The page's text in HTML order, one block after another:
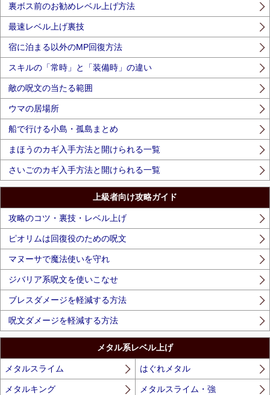
裏ボス前のお勧めレベル上げ方法
最速レベル上げ裏技
宿に泊まる以外のMP回復方法
スキルの「常時」と「装備時」の違い
敵の呪文の当たる範囲
ウマの居場所
船で行ける小島・孤島まとめ
まほうのカギ入手方法と開けられる一覧
さいごのカギ入手方法と開けられる一覧
上級者向け攻略ガイド
攻略のコツ・裏技・レベル上げ
ピオリムは回復役のための呪文
マヌーサで魔法使いを守れ
ジバリア系呪文を使いこなせ
ブレスダメージを軽減する方法
呪文ダメージを軽減する方法
メタル系レベル上げ
メタルスライム はぐれメタル
メタルキング メタルスライム・強